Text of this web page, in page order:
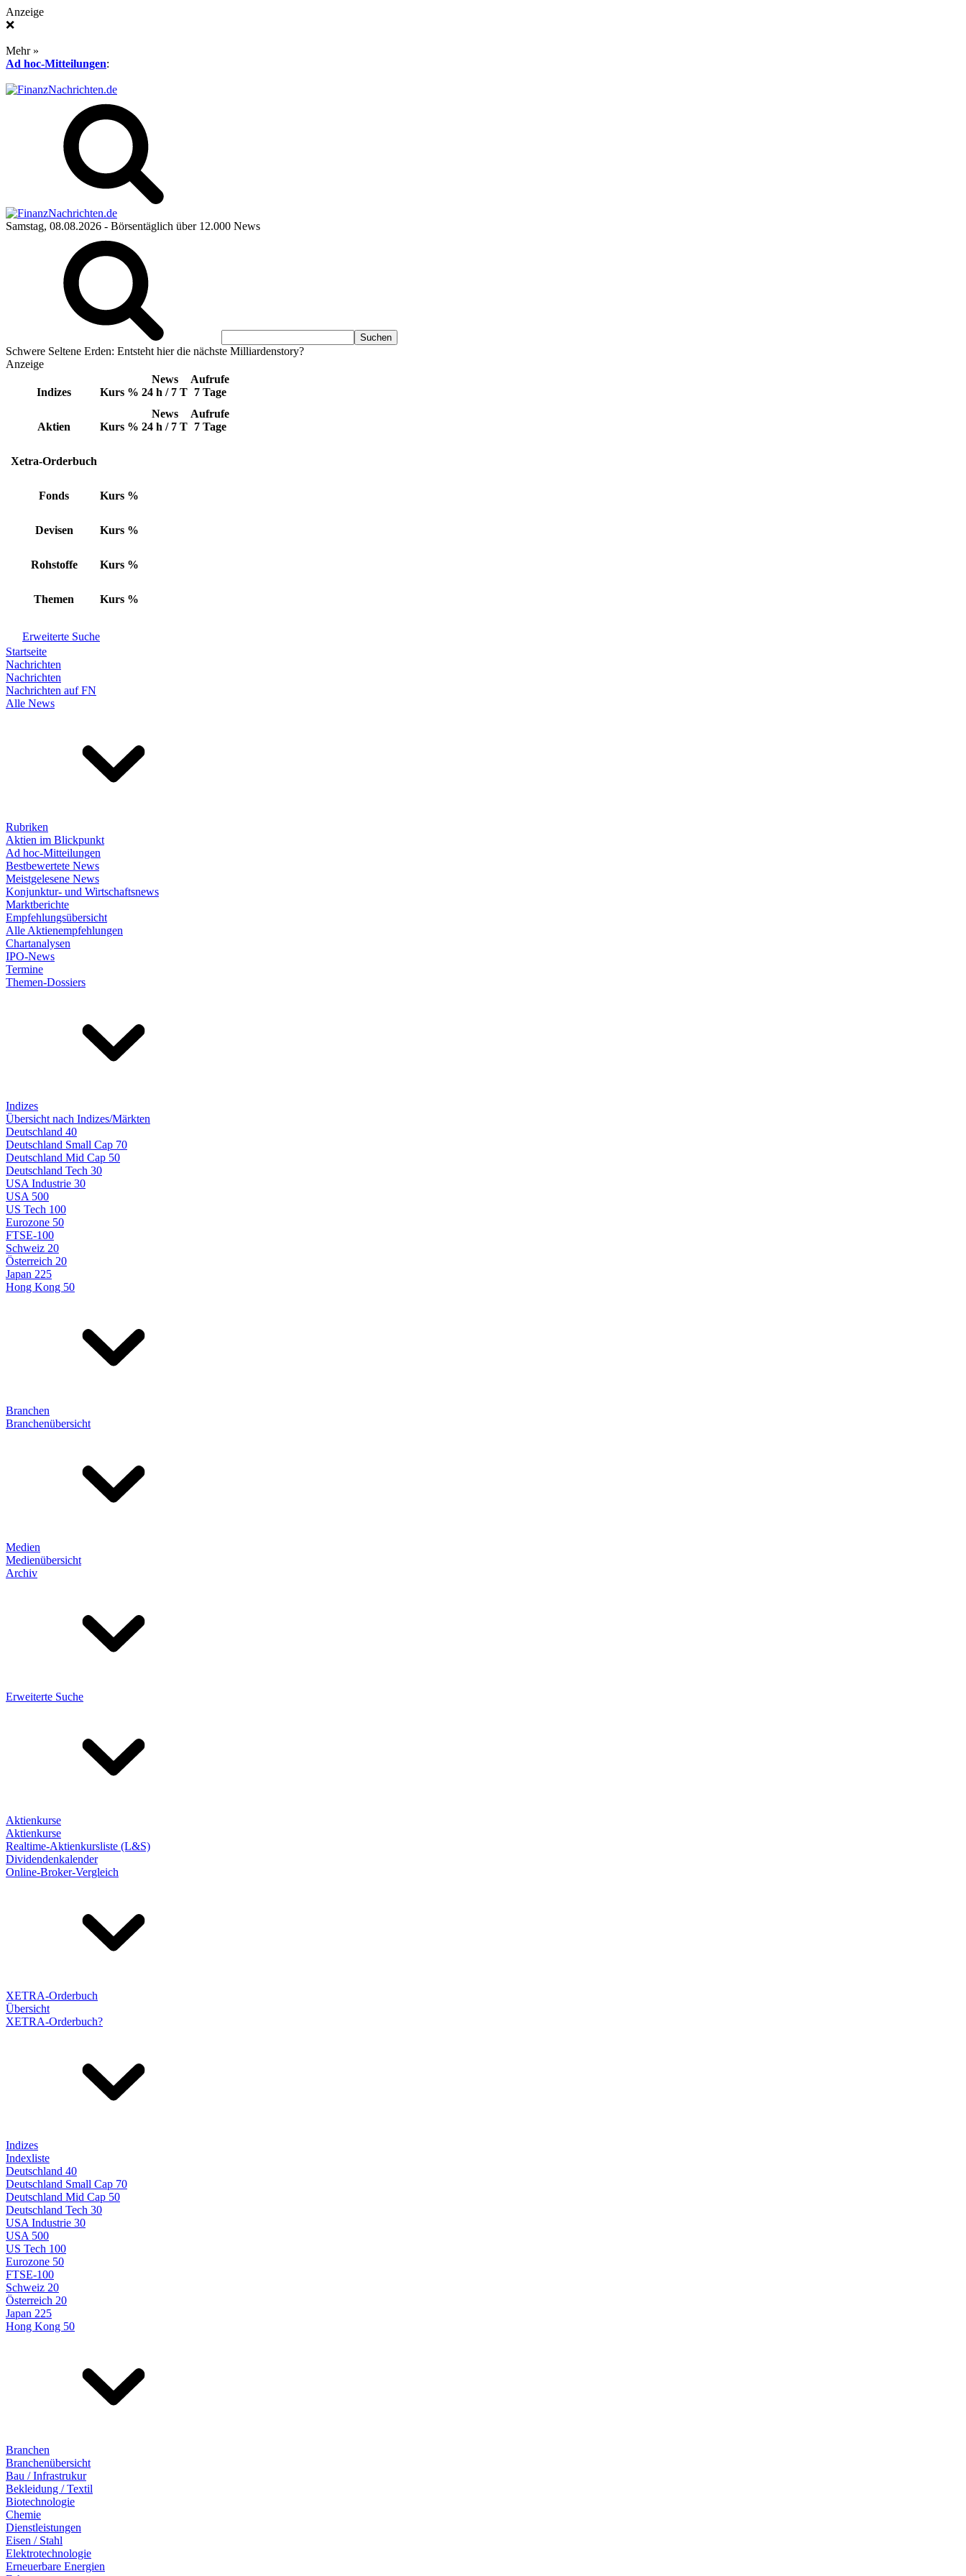
Anzeige
❌
Mehr »
Ad hoc-Mitteilungen:
Samstag, 08.08.2026 - Börsentäglich über 12.000 News
Schwere Seltene Erden: Entsteht hier die nächste Milliardenstory?
Anzeige
Indizes Kurs %
News
24 h / 7 T
Aufrufe
7 Tage
Aktien Kurs %
News
24 h / 7 T
Aufrufe
7 Tage
Xetra-Orderbuch
Fonds Kurs %
Devisen Kurs %
Rohstoffe Kurs %
Themen Kurs %
Erweiterte Suche
Startseite
Nachrichten
Nachrichten
Nachrichten auf FN
Alle News
Rubriken
Aktien im Blickpunkt
Ad hoc-Mitteilungen
Bestbewertete News
Meistgelesene News
Konjunktur- und Wirtschaftsnews
Marktberichte
Empfehlungsübersicht
Alle Aktienempfehlungen
Chartanalysen
IPO-News
Termine
Themen-Dossiers
Indizes
Übersicht nach Indizes/Märkten
Deutschland 40
Deutschland Small Cap 70
Deutschland Mid Cap 50
Deutschland Tech 30
USA Industrie 30
USA 500
US Tech 100
Eurozone 50
FTSE-100
Schweiz 20
Österreich 20
Japan 225
Hong Kong 50
Branchen
Branchenübersicht
Medien
Medienübersicht
Archiv
Erweiterte Suche
Aktienkurse
Aktienkurse
Realtime-Aktienkursliste (L&S)
Dividendenkalender
Online-Broker-Vergleich
XETRA-Orderbuch
Übersicht
XETRA-Orderbuch?
Indizes
Indexliste
Deutschland 40
Deutschland Small Cap 70
Deutschland Mid Cap 50
Deutschland Tech 30
USA Industrie 30
USA 500
US Tech 100
Eurozone 50
FTSE-100
Schweiz 20
Österreich 20
Japan 225
Hong Kong 50
Branchen
Branchenübersicht
Bau / Infrastrukur
Bekleidung / Textil
Biotechnologie
Chemie
Dienstleistungen
Eisen / Stahl
Elektrotechnologie
Erneuerbare Energien